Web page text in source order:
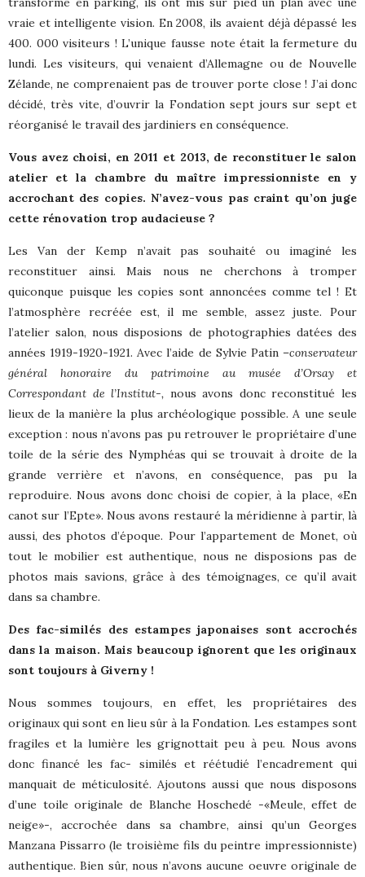
vraie et intelligente vision. En 2008, ils avaient déjà dépassé les
400. 000 visiteurs ! L’unique fausse note était la fermeture du
lundi. Les visiteurs, qui venaient d’Allemagne ou de Nouvelle
Zélande, ne comprenaient pas de trouver porte close ! J’ai donc
décidé, très vite, d’ouvrir la Fondation sept jours sur sept et
réorganisé le travail des jardiniers en conséquence.
Vous avez choisi, en 2011 et 2013, de reconstituer le salon
atelier et la chambre du maître impressionniste en y
accrochant des copies. N’avez-vous pas craint qu’on juge
cette rénovation trop audacieuse ?
Les Van der Kemp n’avait pas souhaité ou imaginé les
reconstituer ainsi. Mais nous ne cherchons à tromper
quiconque puisque les copies sont annoncées comme tel ! Et
l’atmosphère recréée est, il me semble, assez juste. Pour
l’atelier salon, nous disposions de photographies datées des
années 1919-1920-1921. Avec l’aide de Sylvie Patin –conservateur
général honoraire du patrimoine au musée d’Orsay et
Correspondant de l’Institut-, nous avons donc reconstitué les
lieux de la manière la plus archéologique possible. A une seule
exception : nous n’avons pas pu retrouver le propriétaire d’une
toile de la série des Nymphéas qui se trouvait à droite de la
grande verrière et n’avons, en conséquence, pas pu la
reproduire. Nous avons donc choisi de copier, à la place, «En
canot sur l’Epte». Nous avons restauré la méridienne à partir, là
aussi, des photos d’époque. Pour l’appartement de Monet, où
tout le mobilier est authentique, nous ne disposions pas de
photos mais savions, grâce à des témoignages, ce qu’il avait
dans sa chambre.
Des fac-similés des estampes japonaises sont accrochés
dans la maison. Mais beaucoup ignorent que les originaux
sont toujours à Giverny !
Nous sommes toujours, en effet, les propriétaires des
originaux qui sont en lieu sûr à la Fondation. Les estampes sont
fragiles et la lumière les grignottait peu à peu. Nous avons
donc financé les fac- similés et réétudié l’encadrement qui
manquait de méticulosité. Ajoutons aussi que nous disposons
d’une toile originale de Blanche Hoschedé -«Meule, effet de
neige»-, accrochée dans sa chambre, ainsi qu’un Georges
Manzana Pissarro (le troisième fils du peintre impressionniste)
authentique. Bien sûr, nous n’avons aucune oeuvre originale de